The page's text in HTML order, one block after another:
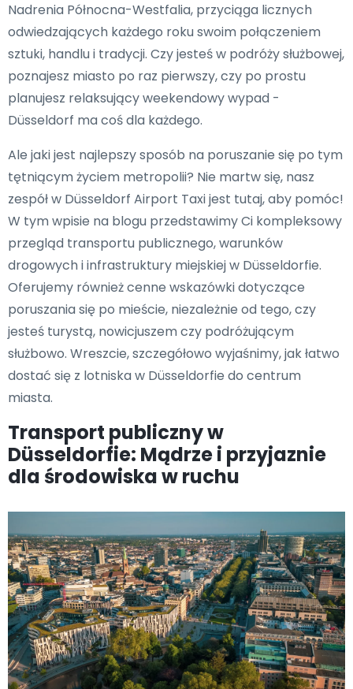
Nadrenia Północna-Westfalia, przyciąga licznych
odwiedzających każdego roku swoim połączeniem
sztuki, handlu i tradycji. Czy jesteś w podróży służbowej,
poznajesz miasto po raz pierwszy, czy po prostu
planujesz relaksujący weekendowy wypad -
Düsseldorf ma coś dla każdego.
Ale jaki jest najlepszy sposób na poruszanie się po tym
tętniącym życiem metropolii? Nie martw się, nasz
zespół w Düsseldorf Airport Taxi jest tutaj, aby pomóc!
W tym wpisie na blogu przedstawimy Ci kompleksowy
przegląd transportu publicznego, warunków
drogowych i infrastruktury miejskiej w Düsseldorfie.
Oferujemy również cenne wskazówki dotyczące
poruszania się po mieście, niezależnie od tego, czy
jesteś turystą, nowicjuszem czy podróżującym
służbowo. Wreszcie, szczegółowo wyjaśnimy, jak łatwo
dostać się z lotniska w Düsseldorfie do centrum
miasta.
Transport publiczny w
Düsseldorfie: Mądrze i przyjaznie
dla środowiska w ruchu